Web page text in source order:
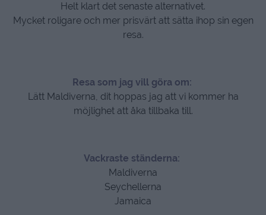
Helt klart det senaste alternativet.
Mycket roligare och mer prisvärt att sätta ihop sin egen
resa.
Resa som jag vill göra om:
Lätt Maldiverna, dit hoppas jag att vi kommer ha
möjlighet att åka tillbaka till.
Vackraste ständerna:
Maldiverna
Seychellerna
Jamaica